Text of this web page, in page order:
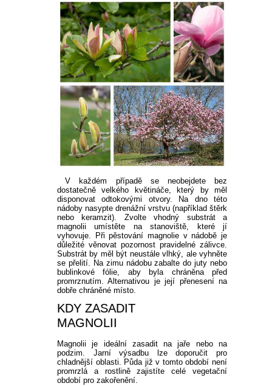
VITÁLKA
PRYŠEC
EURYOPS
V každém případě se neobejdete bez
dostatečně velkého květináče, který by měl
disponovat odtokovými otvory. Na dno této
nádoby nasypte drenážní vrstvu (například štěrk
nebo keramzit). Zvolte vhodný substrát a
magnolii umístěte na stanoviště, které jí
vyhovuje. Při pěstování magnolie v nádobě je
důležité věnovat pozornost pravidelné zálivce.
Substrát by měl být neustále vlhký, ale vyhněte
se přelití. Na zimu nádobu zabalte do juty nebo
bublinkové fólie, aby byla chráněna před
promrznutím. Alternativou je její přenesení na
dobře chráněné místo.
KDY ZASADIT
MAGNOLII
Magnolii je ideální zasadit na jaře nebo na
podzim. Jarní výsadbu lze doporučit pro
chladnější oblasti. Půda již v tomto období není
promrzlá a rostlině zajistíte celé vegetační
období pro zakořenění.